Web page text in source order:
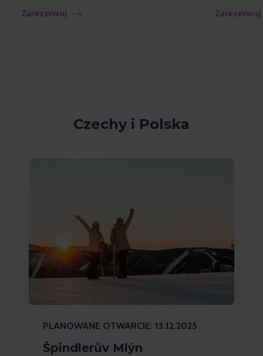
Zarezerwuj Zarezerwuj
Czechy i Polska
PLANOWANE OTWARCIE: 13.12.2025
Špindlerův Mlýn